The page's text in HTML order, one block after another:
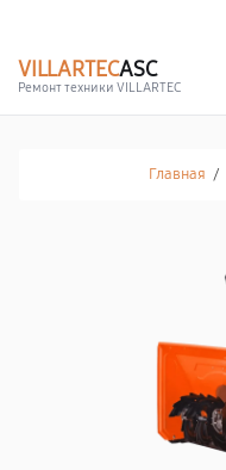
VILLARTECASC
Ремонт техники VILLARTEC
Главная /